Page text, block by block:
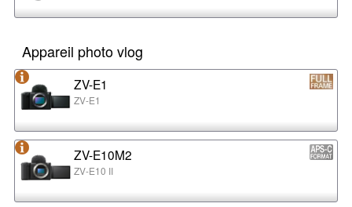
Appareil photo vlog
ZV-E1
ZV-E1
ZV-E10M2
ZV-E10 II